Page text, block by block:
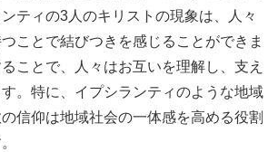
ティの3人のキリストの現象は、人々
ことで結びつきを感じることができま
ことで、人々はお互いを理解し、支え
。特に、イプシランティのような地域
信仰は地域社会の一体感を高める役割